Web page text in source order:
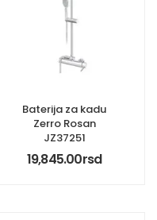
Baterija za kadu
Zerro Rosan
JZ37251
19,845.00rsd